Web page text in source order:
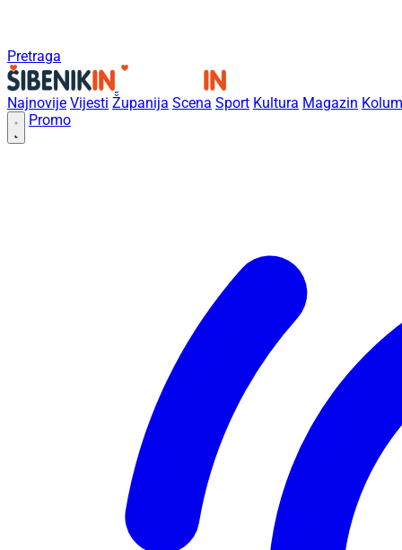
Pretraga
Najnovije Vijesti Županija Scena Sport Kultura Magazin
Promo